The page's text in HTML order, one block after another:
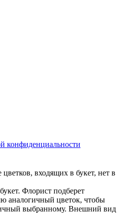
конфиденциальности
входящих в букет, нет в
Флорист подберет
аналогичный цветок, чтобы
выбранному. Внешний вид